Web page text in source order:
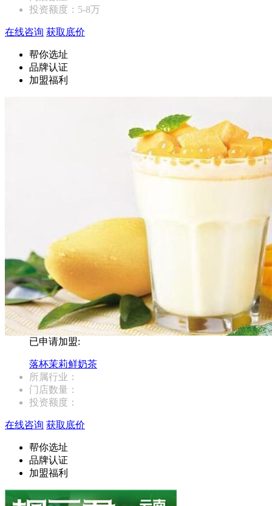
投资额度： 5-8万
在线咨询 获取底价
帮你选址
品牌认证
加盟福利
已申请加盟:
落杯茉莉鲜奶茶
所属行业：
门店数量：
投资额度：
在线咨询 获取底价
帮你选址
品牌认证
加盟福利